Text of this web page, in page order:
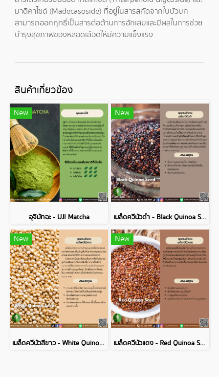
มาดิคาไซด์ (Madecasoside) ที่อยู่ในสารสกัดจากใบบัวบก
สามารถออกฤทธิ์เป็นสารต่อต้านการอักเสบและมีผลในการช่วย
บำรุงสุขภาพของหลอดเลือดให้มีความแข็งแรง
สินค้าเกี่ยวข้อง
New
อุจิมัทฉะ - UJI Matcha
New
เมล็ดควีนัวดำ - Black Quinoa Seed
New
เมล็ดควีนัวสีขาว - White Quinoa Seed
New
เมล็ดควีนัวแดง - Red Quinoa Seed